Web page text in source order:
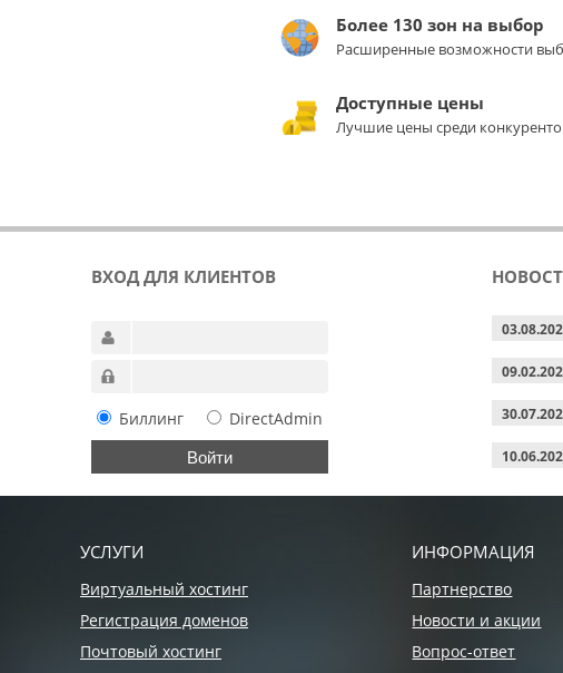
Более 130 зон на выбор
Расширенные возможности
Доступные цены
Лучшие цены среди
ВХОД ДЛЯ КЛИЕНТОВ
Биллинг DirectAdmin
УСЛУГИ
Виртуальный хостинг
Регистрация доменов
Почтовый хостинг
ИНФОРМАЦИЯ
Партнерство
Новости и акции
Вопрос-ответ